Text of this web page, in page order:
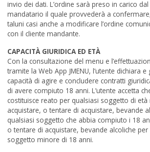
invio dei dati. L’ordine sarà preso in carico
mandatario il quale provvederà a
taluni casi anche a modificare l’ordine
con il cliente mandante.
CAPACITÀ GIURIDICA ED ETÀ
Con la consultazione del menu e
tramite la Web App JMENU, l’utente dichiara
capacità di agire e concludere contratti
di avere compiuto 18 anni. L’utente accetta
costituisce reato per qualsiasi soggetto di
acquistare, o tentare di acquistare, bevande
qualsiasi soggetto che abbia compiuto i 18
o tentare di acquistare, bevande alcoliche
soggetto minore di 18 anni.